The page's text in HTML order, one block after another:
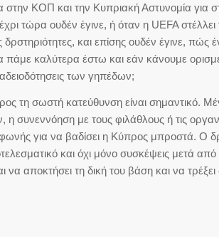
στην ΚΟΠ και την Κυπριακή Αστυνομία για
τώρα ουδέν έγινε, ή όταν η UEFA
και επίσης ουδέν έγινε, πώς
πάμε καλύτερα έστω και εάν κάνουμε
των γηπέδων;
τη σωστή κατεύθυνση είναι σημαντικό.
η συνεννόηση με τους φιλάθλους ή τις
φωνής για να βαδίσει η Κύπρος μπροστά. Ο
και όχι μόνο συσκέψεις μετά
να αποκτήσει τη δική του βάση και να